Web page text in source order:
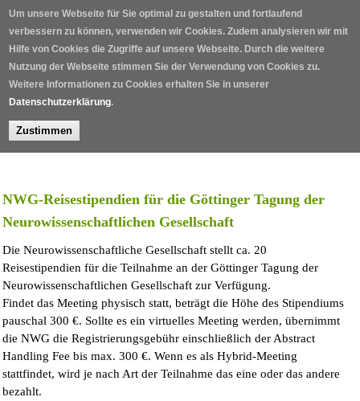
Um unsere Webseite für Sie optimal zu gestalten und fortlaufend
verbessern zu können, verwenden wir Cookies. Zudem analysieren wir mit
Hilfe von Cookies die Zugriffe auf unsere Webseite. Durch die weitere
Nutzung der Webseite stimmen Sie der Verwendung von Cookies zu.
Weitere Informationen zu Cookies erhalten Sie in unserer
Datenschutzerklärung.
Zustimmen
Direkt zum Inhalt
Home /Stipendien
NWG-Reisestipendien für die Göttinger Tagung der
Neurowissenschaftlichen Gesellschaft
Die Neurowissenschaftliche Gesellschaft stellt ca. 20
Reisestipendien für die Teilnahme an der Göttinger Tagung der
Neurowissenschaftlichen Gesellschaft zur Verfügung.
Findet das Meeting physisch statt, beträgt die Höhe des Stipendiums
pauschal 300 €. Sollte es ein virtuelles Meeting werden, übernimmt
die NWG die Registrierungsgebühr einschließlich der Abstract
Handling Fee bis max. 300 €. Wenn es als Hybrid-Meeting
stattfindet, wird je nach Art der Teilnahme das eine oder das andere
bezahlt.